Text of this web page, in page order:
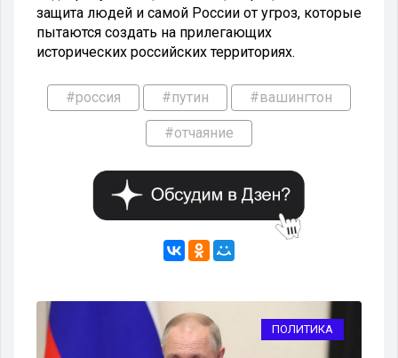
защита людей и самой России от угроз, которые
пытаются создать на прилегающих
исторических российских территориях.
#россия #путин #вашингтон
#отчаяние
ПОЛИТИКА